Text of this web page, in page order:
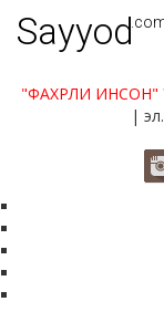
Sayyod
"ФАХРЛИ ИНСОН"
|